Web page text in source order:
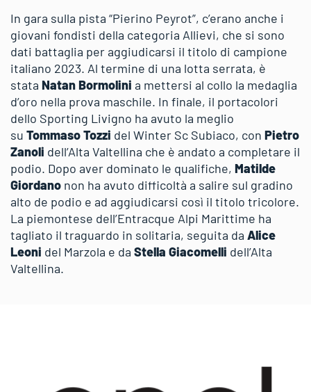
In gara sulla pista “Pierino Peyrot”, c’erano anche i
giovani fondisti della categoria Allievi, che si sono
dati battaglia per aggiudicarsi il titolo di campione
italiano 2023. Al termine di una lotta serrata, è
stata Natan Bormolini a mettersi al collo la medaglia
d’oro nella prova maschile. In finale, il portacolori
dello Sporting Livigno ha avuto la meglio
su Tommaso Tozzi del Winter Sc Subiaco, con Pietro
Zanoli dell’Alta Valtellina che è andato a completare il
podio. Dopo aver dominato le qualifiche, Matilde
Giordano non ha avuto difficoltà a salire sul gradino
alto de podio e ad aggiudicarsi così il titolo tricolore.
La piemontese dell’Entracque Alpi Marittime ha
tagliato il traguardo in solitaria, seguita da Alice
Leoni del Marzola e da Stella Giacomelli dell’Alta
Valtellina.